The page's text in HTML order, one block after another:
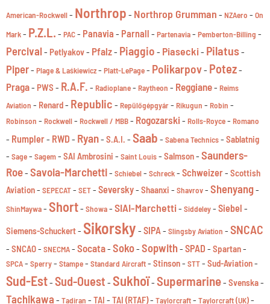
American-Rockwell- Northrop - Northrop Grumman - NZAero - On
Mark- P.Z.L. - PAC- Panavia - Parnall - Partenavia- Pemberton-Billing -
Percival - Petlyakov- Pfalz- Piaggio - Piasecki- Pilatus-
Piper- Plage & Laśkiewicz- Platt-LePage- Polikarpov- Potez-
Praga- PWS - R.A.F. - Radioplane- Raytheon - Reggiane- Reims
Aviation - Renard- Republic - Repülőgépgyár- Rikugun - Robin -
Robinson - Rockwell- Rockwell / MBB- Rogozarski - Rolls-Royce- Romano
- Rumpler- RWD - Ryan- S.A.I. - Saab - Sabena Technics- Sablatnig
- Sage- Sagem- SAI Ambrosini - Saint Louis- Salmson- Saunders-
Roe- Savoia-Marchetti- Schiebel- Schreck- Schweizer- Scottish
Aviation- SEPECAT- SET- Seversky- Shaanxi - Shavrov- Shenyang-
ShinMaywa- Short- Showa- SIAI-Marchetti- Siddeley- Siebel -
Siemens-Schuckert- Sikorsky - SIPA- Slingsby Aviation - SNCAC
- SNCAO- SNECMA- Socata- Soko- Sopwith- SPAD - Spartan-
SPCA- Sperry- Stampe- Standard Aircraft- Stinson- STT- Sud-Aviation-
Sud-Est- Sud-Ouest - Sukhoï- Supermarine- Svenska-
Tachikawa - Tadiran - TAI - TAI (RTAF)- Taylorcraft- Taylorcraft (UK)-